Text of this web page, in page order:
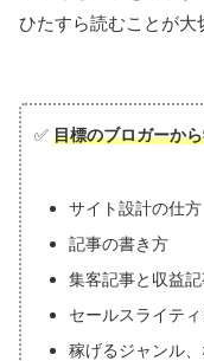
ひたすら読むことが大
✅ 目標のブロガーか
サイト設計の仕方
記事の書き方
集客記事と収益
セールスライテ
稼げるジャンル